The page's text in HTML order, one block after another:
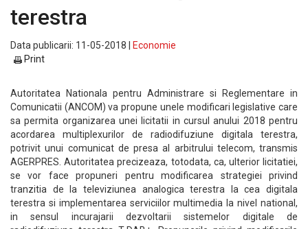
terestra
Data publicarii: 11-05-2018 |
Economie
Print
Autoritatea Nationala pentru Administrare si Reglementare in
Comunicatii (ANCOM) va propune unele modificari legislative care
sa permita organizarea unei licitatii in cursul anului 2018 pentru
acordarea multiplexurilor de radiodifuziune digitala terestra,
potrivit unui comunicat de presa al arbitrului telecom, transmis
AGERPRES. Autoritatea precizeaza, totodata, ca, ulterior licitatiei,
se vor face propuneri pentru modificarea strategiei privind
tranzitia de la televiziunea analogica terestra la cea digitala
terestra si implementarea serviciilor multimedia la nivel national,
in sensul incurajarii dezvoltarii sistemelor digitale de